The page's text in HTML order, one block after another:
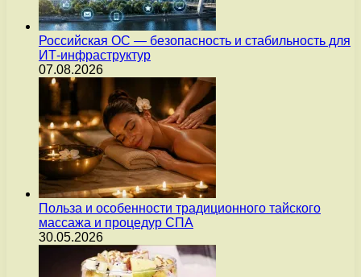
Российская ОС — безопасность и стабильность для
ИТ-инфраструктур
07.08.2026
Польза и особенности традиционного тайского
массажа и процедур СПА
30.05.2026